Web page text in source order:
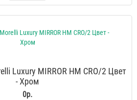
Luxury MIRROR HM CRO/2 Цвет
- Хром
0р.